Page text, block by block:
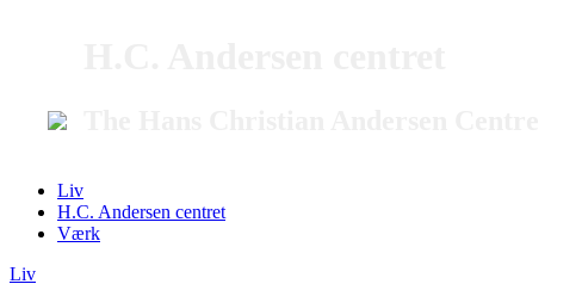
Liv
H.C. Andersen centret
Værk
Liv